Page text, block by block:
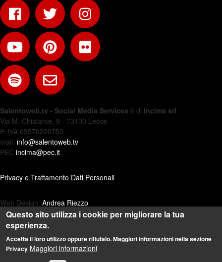
Salentoweb.tv - Social Media Services è di Incima srl
Via M. Chiatante, 9 - 73100 Lecce
P. IVA 03570220750
mail: info@salentoweb.tv
PEC incima@pec.it
Privacy e Trattamento Dati Personali
Web Design: Andrea Riezzo
Questo sito utilizza i cookie per migliorare la tua
esperienza.
Accetta il loro utilizzo oppure rifiutalo. Maggiori informazioni nella sezione
Privacy Maggiori informazioni